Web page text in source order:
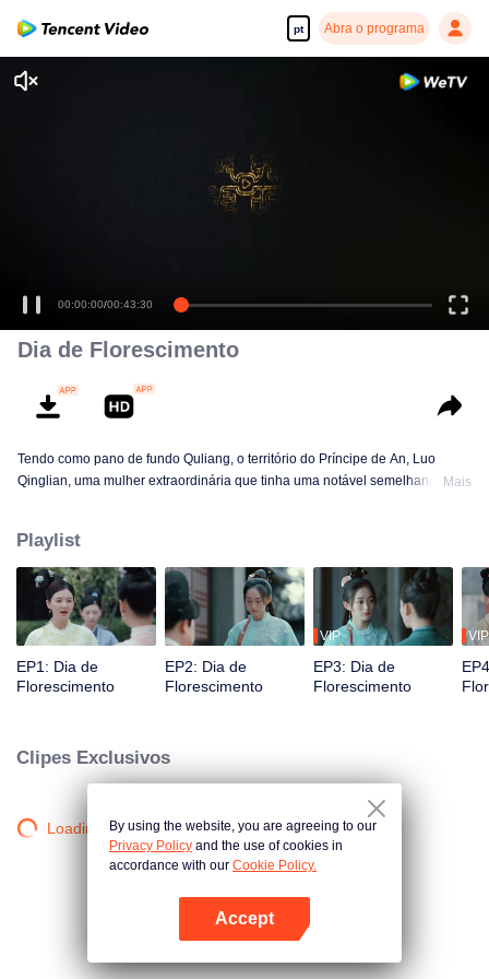
pt Abra o programa
Abra o programa
00:00:00/00:43:30
Dia de Florescimento
Tendo como pano de fundo Quliang, o território do Príncipe de An, Luo
Qinglian, uma mulher extraordinária que tinha uma notável semelhança com
Inicialmente, Qinglian tentou escapar, mas ao vivenciar uma série de
acontecimentos com Lianxin, ficou comovida com sua compaixão pelo povo.
Como resultado, ela estava determinada a ficar ao seu lado e ajudá-lo a
realizar suas ambições.
Mais
Playlist
EP1: Dia de
Florescimento
EP2: Dia de
Florescimento
VIP
EP3: Dia de
Florescimento
VIP
Clipes Exclusivos
Loading…By using the website, you are agreeing to our
Privacy Policy and the use of cookies in
accordance with our Cookie Policy.
Accept